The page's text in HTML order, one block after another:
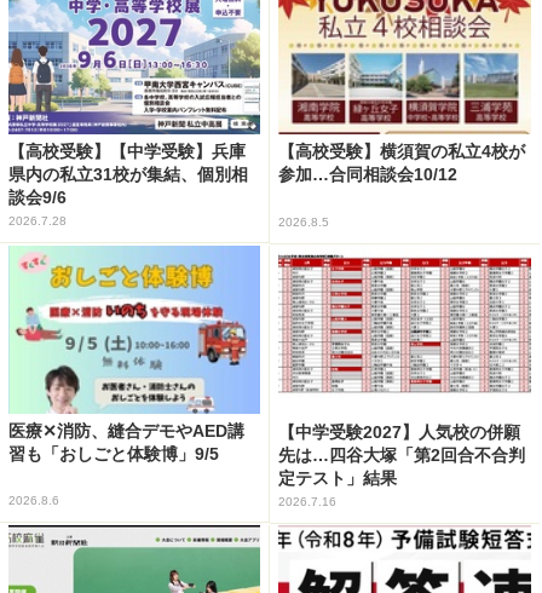
【高校受験】【中学受験】兵庫
県内の私立31校が集結、個別相
談会9/6
2026.7.28
【高校受験】横須賀の私立4校が
参加…合同相談会10/12
2026.8.5
医療✕消防、縫合デモやAED講
習も「おしごと体験博」9/5
2026.8.6
【中学受験2027】人気校の併願
先は…四谷大塚「第2回合不合判
定テスト」結果
2026.7.16